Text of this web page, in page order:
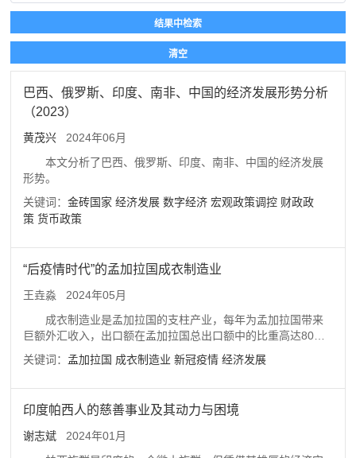
巴西、俄罗斯、印度、南非、中国的经济发展形势分析
（2023）
黄茂兴
2024年06月
本文分析了巴西、俄罗斯、印度、南非、中国的经济发展
形势。
关键词：金砖国家 经济发展 数字经济 宏观政策调控 财政政
策 货币政策
“后疫情时代”的孟加拉国成衣制造业
王垚淼 2024年05月
成衣制造业是孟加拉国的支柱产业，每年为孟加拉国带来
巨额外汇收入，出口额在孟加拉国总出口额中的比重高达80%
以上。然而，新冠疫情严重冲击全球供应链和产业链，并影响
了成衣制造业的发展，不仅导致其面临升级转型的难题，而且
和产业链重构的契机，加大对基础设施建设的投入，高度重视
对高质量、高附加值服装产品的生产，进一步开发中国和印度
关键词： 孟加拉国 成衣制造业 新冠疫情 经济发展
印度帕西人的慈善事业及其动力与困境
谢志斌
2024年01月